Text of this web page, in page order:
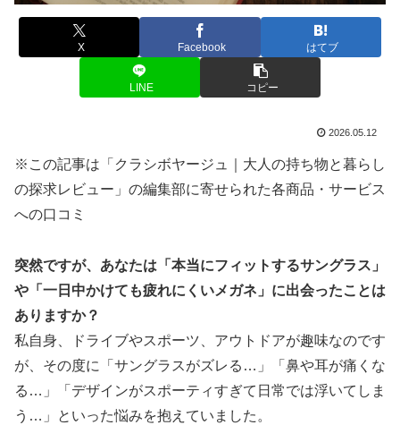
X Facebook はてブ
LINE コピー
2026.05.12
※この記事は「クラシボヤージュ｜大人の持ち物と暮らし
の探求レビュー」の編集部に寄せられた各商品・サービス
への口コミ
突然ですが、あなたは「本当にフィットするサングラス」
や「一日中かけても疲れにくいメガネ」に出会ったことは
ありますか？
私自身、ドライブやスポーツ、アウトドアが趣味なのです
が、その度に「サングラスがズレる…」「鼻や耳が痛くな
る…」「デザインがスポーティすぎて日常では浮いてしま
う…」といった悩みを抱えていました。